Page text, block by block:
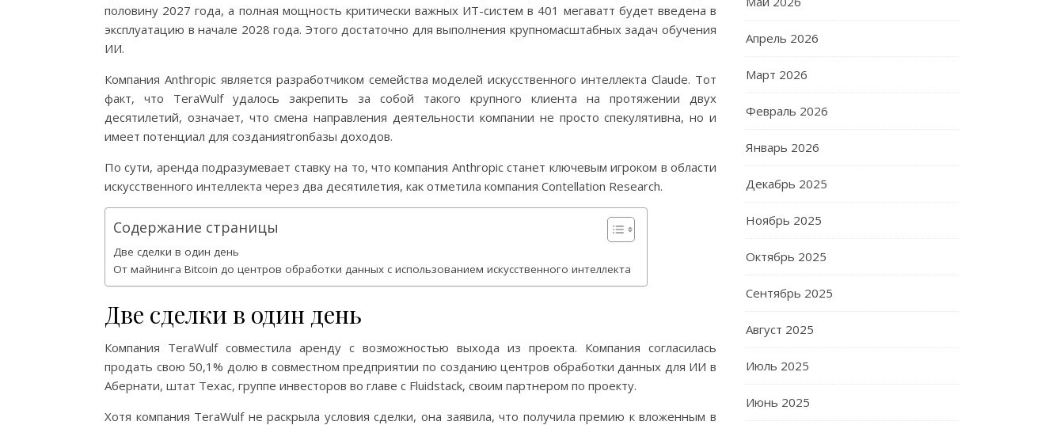
половину 2027 года, а полная мощность критически важных ИТ-систем в 401 мегаватт будет введена в
эксплуатацию в начале 2028 года. Этого достаточно для выполнения крупномасштабных задач обучения
ИИ.
Компания Anthropic является разработчиком семейства моделей искусственного интеллекта Claude. Тот
факт, что TeraWulf удалось закрепить за собой такого крупного клиента на протяжении двух
десятилетий, означает, что смена направления деятельности компании не просто спекулятивна, но и
имеет потенциал для созданияtronбазы доходов.
По сути, аренда подразумевает ставку на то, что компания Anthropic станет ключевым игроком в области
искусственного интеллекта через два десятилетия, как отметила компания Contellation Research.
Содержание страницы
Две сделки в один день
От майнинга Bitcoin до центров обработки данных с использованием искусственного интеллекта
Две сделки в один день
Компания TeraWulf совместила аренду с возможностью выхода из проекта. Компания согласилась
продать свою 50,1% долю в совместном предприятии по созданию центров обработки данных для ИИ в
Абернати, штат Техас, группе инвесторов во главе с Fluidstack, своим партнером по проекту.
Хотя компания TeraWulf не раскрыла условия сделки, она заявила, что получила премию к вложенным в
Апрель 2026
Март 2026
Февраль 2026
Январь 2026
Декабрь 2025
Ноябрь 2025
Октябрь 2025
Сентябрь 2025
Август 2025
Июль 2025
Июнь 2025